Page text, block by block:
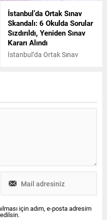
İstanbul’da Ortak Sınav
Skandalı: 6 Okulda Sorular
Sızdırıldı, Yeniden Sınav
Kararı Alındı
İstanbul’da Ortak Sınav
için adım, e-posta adresim